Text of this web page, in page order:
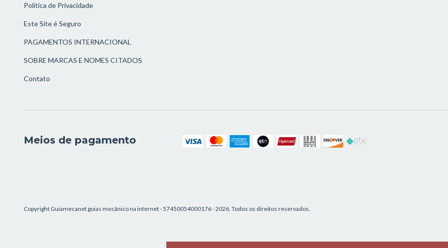
Política de Privacidade
Este Site é Seguro
PAGAMENTOS INTERNACIONAL
SOBRE MARCAS E NOMES CITADOS
Contato
Meios de pagamento
Copyright Guiamecanet guias mecânico na internet - 57450054000176 - 2026. Todos os direitos reservados.